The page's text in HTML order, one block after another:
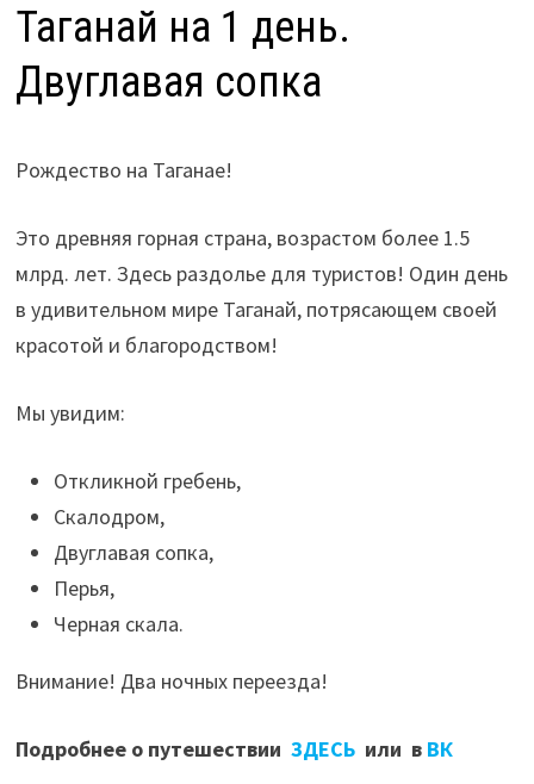
Таганай на 1 день.
Двуглавая сопка
Рождество на Таганае!
Это древняя горная страна, возрастом более 1.5
млрд. лет. Здесь раздолье для туристов! Один день
в удивительном мире Таганай, потрясающем своей
красотой и благородством!
Мы увидим:
Откликной гребень,
Скалодром,
Двуглавая сопка,
Перья,
Черная скала.
Внимание! Два ночных переезда!
Подробнее о путешествии ЗДЕСЬили в ВК